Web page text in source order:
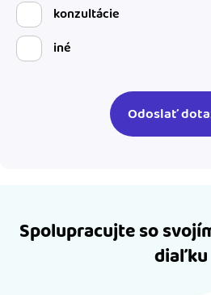
konzultácie
iné
Spolupracujte so
diaľku